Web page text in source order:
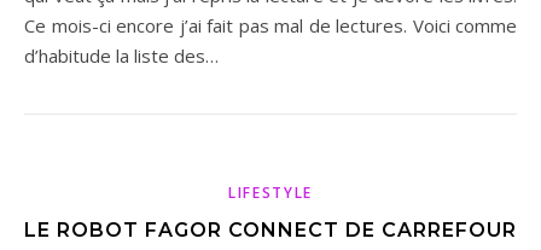
Ce mois-ci encore j’ai fait pas mal de lectures. Voici comme
d’habitude la liste des…
LIFESTYLE
LE ROBOT FAGOR CONNECT DE CARREFOUR